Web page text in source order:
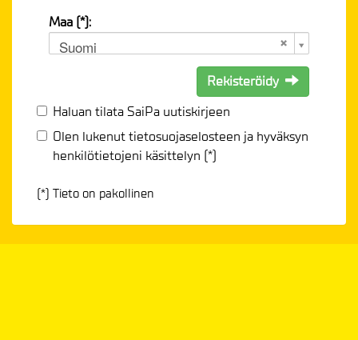
Maa (*):
Suomi
Rekisteröidy
Haluan tilata SaiPa uutiskirjeen
Olen lukenuttietosuojaselosteen ja hyväksyn
henkilötietojeni käsittelyn (*)
(*) Tieto on pakollinen